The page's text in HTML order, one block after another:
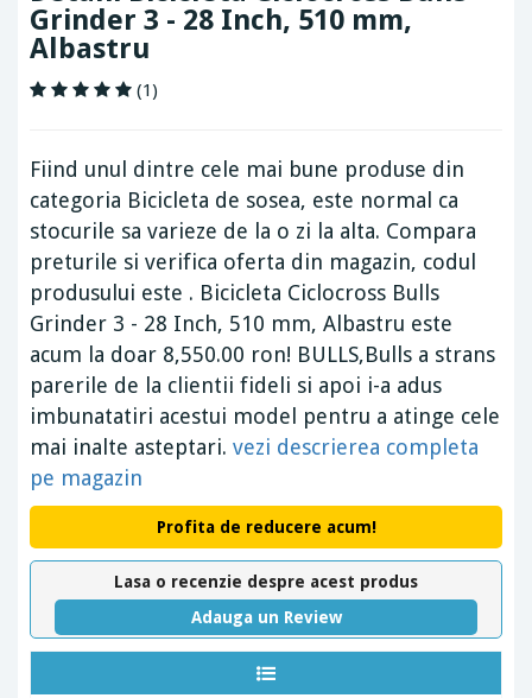
Grinder 3 - 28 Inch, 510 mm,
Albastru
(1)
Fiind unul dintre cele mai bune produse din
categoria Bicicleta de sosea, este normal ca
stocurile sa varieze de la o zi la alta. Compara
preturile si verifica oferta din magazin, codul
produsului este . Bicicleta Ciclocross Bulls
Grinder 3 - 28 Inch, 510 mm, Albastru este
acum la doar 8,550.00 ron! BULLS,Bulls a strans
parerile de la clientii fideli si apoi i-a adus
imbunatatiri acestui model pentru a atinge cele
mai inalte asteptari. vezi descrierea completa
pe magazin
Profita de reducere acum!
Lasa o recenzie despre acest produs
Adauga un Review